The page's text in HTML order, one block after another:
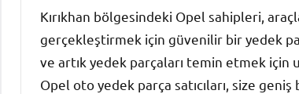
Kırıkhan bölgesindeki Opel sahipleri,
gerçekleştirmek için güvenilir bir yedek
ve artık yedek parçaları temin etmek için
Opel oto yedek parça satıcıları, size